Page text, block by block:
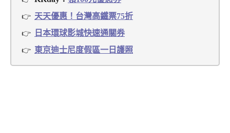
天天優惠！台灣高鐵票75折
日本環球影城快速通關券
東京迪士尼度假區一日護照